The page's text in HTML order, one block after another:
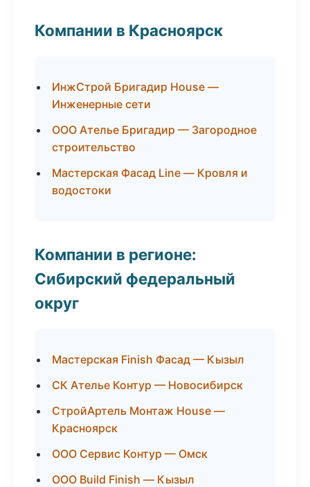
Компании в Красноярск
ИнжСтрой Бригадир House —
Инженерные сети
ООО Ателье Бригадир — Загородное
строительство
Мастерская Фасад Line — Кровля и
водостоки
Компании в регионе:
Сибирский федеральный
округ
Мастерская Finish Фасад — Кызыл
СК Ателье Контур — Новосибирск
СтройАртель Монтаж House —
Красноярск
ООО Сервис Контур — Омск
ООО Build Finish — Кызыл